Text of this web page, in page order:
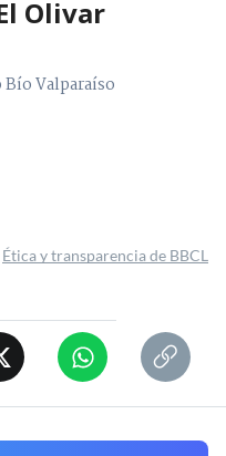
Olivar
Valparaíso
Ética y transparencia de BBCL